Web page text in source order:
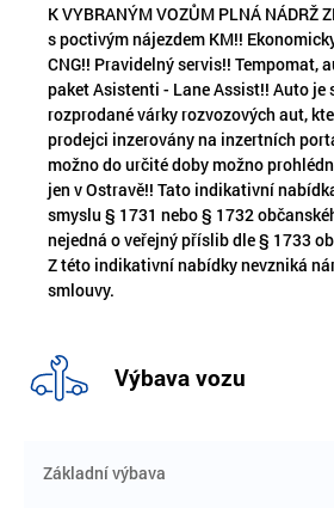
K VYBRANÝM VOZŮM PLNÁ NÁDRŽ
s poctivým nájezdem KM!!
CNG!! Pravidelný servis!! Tempomat,
paket Asistenti - Lane Assist!! Auto je
rozprodané várky rozvozových aut,
prodejci inzerovány na inzertních
možno do určité doby možno
jen v Ostravě!! Tato indikativní
smyslu § 1731 nebo § 1732
nejedná o veřejný příslib dle § 1733
Z této indikativní nabídky nevzniká
smlouvy.
Výbava vozu
Základní výbava